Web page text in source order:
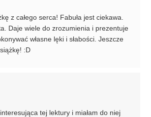
z całego serca! Fabuła jest ciekawa.
Daje wiele do zrozumienia i prezentuje
własne lęki i słabości. Jeszcze
:D
tej lektury i miałam do niej